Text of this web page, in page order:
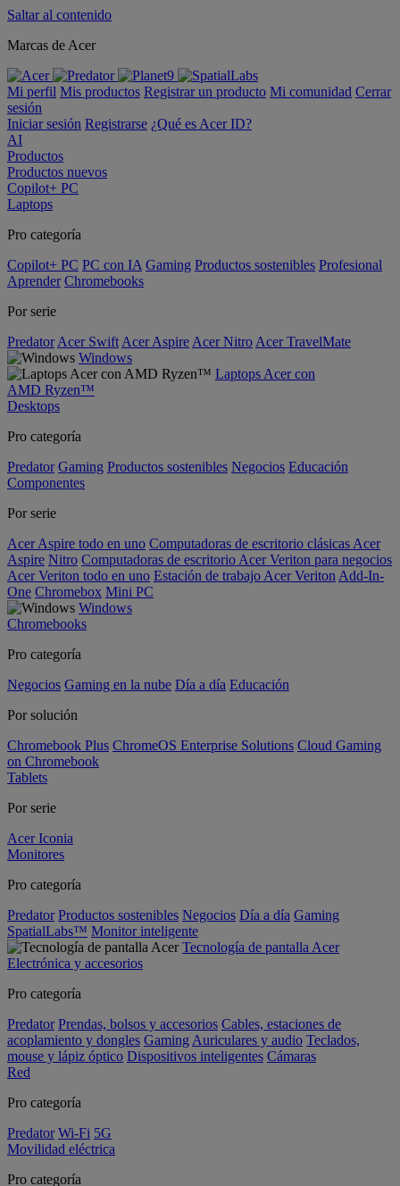
Saltar al contenido
Marcas de Acer
Mi perfil Mis productos Registrar un producto Mi comunidad Cerrar
sesión
Iniciar sesión Registrarse ¿Qué es Acer ID?
AI
Productos
Productos nuevos
Copilot+ PC
Laptops
Pro categoría
Copilot+ PC PC con IA Gaming Productos sostenibles Profesional
Aprender Chromebooks
Por serie
Predator Acer Swift Acer Aspire Acer Nitro Acer TravelMate
Windows
Laptops Acer con
AMD Ryzen™
Desktops
Pro categoría
Predator Gaming Productos sostenibles Negocios Educación
Componentes
Por serie
Acer Aspire todo en uno Computadoras de escritorio clásicas Acer
Aspire Nitro Computadoras de escritorio Acer Veriton para negocios
Acer Veriton todo en uno Estación de trabajo Acer Veriton Add-In-
One Chromebox Mini PC
Windows
Chromebooks
Pro categoría
Negocios Gaming en la nube Día a día Educación
Por solución
Chromebook Plus ChromeOS Enterprise Solutions Cloud Gaming
on Chromebook
Tablets
Por serie
Acer Iconia
Monitores
Pro categoría
Predator Productos sostenibles Negocios Día a día Gaming
SpatialLabs™ Monitor inteligente
Tecnología de pantalla Acer
Electrónica y accesorios
Pro categoría
Predator Prendas, bolsos y accesorios Cables, estaciones de
acoplamiento y dongles Gaming Auriculares y audio Teclados,
mouse y lápiz óptico Dispositivos inteligentes Cámaras
Red
Pro categoría
Predator Wi-Fi 5G
Movilidad eléctrica
Pro categoría